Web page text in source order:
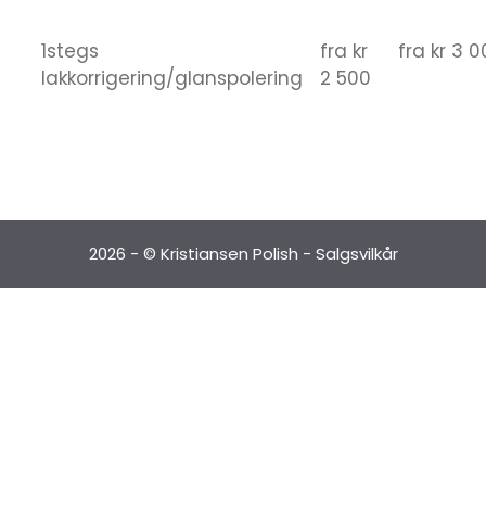
1stegs
lakkorrigering/glanspolering
fra kr
2 500
fra kr 3
2026 - © Kristiansen Polish - Salgsvilkår